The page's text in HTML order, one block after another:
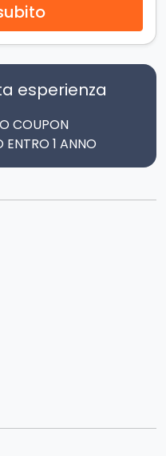
esperienza
COUPON
ENTRO 1 ANNO